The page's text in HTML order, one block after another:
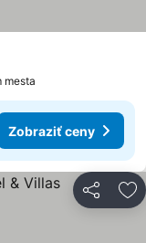
mesta
Zobraziť ceny
Zdieľať